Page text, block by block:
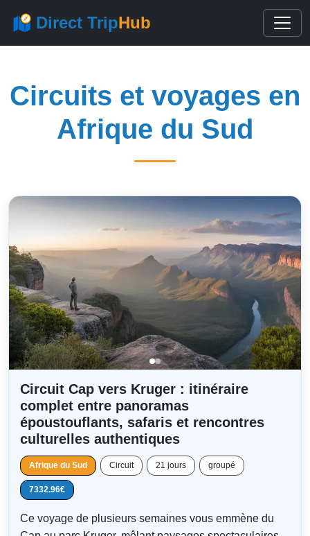
Direct TripHub
Circuits et voyages en
Afrique du Sud
Circuit Cap vers Kruger : itinéraire
complet entre panoramas
époustouflants, safaris et rencontres
culturelles authentiques
Afrique du Sud Circuit 21 jours groupé
7332.96€
Ce voyage de plusieurs semaines vous emmène du